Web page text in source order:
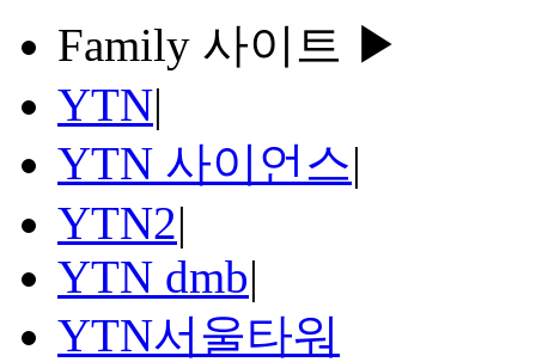
Family 사이트 ▶
YTN|
YTN 사이언스|
YTN2|
YTN dmb|
YTN서울타워